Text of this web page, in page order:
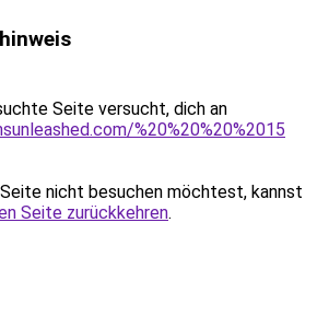
Seite versucht, dich an
%20%20%20%2015
nicht besuchen möchtest, kannst
Seite zurückkehren.